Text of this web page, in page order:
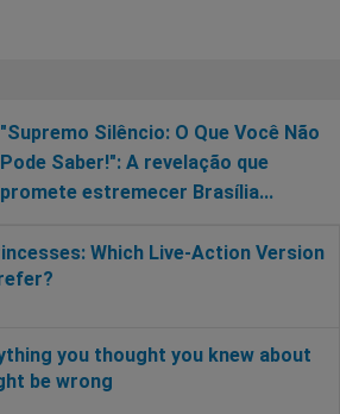
"Supremo Silêncio: O Que Você Não
Pode Saber!": A revelação que
promete estremecer Brasília...